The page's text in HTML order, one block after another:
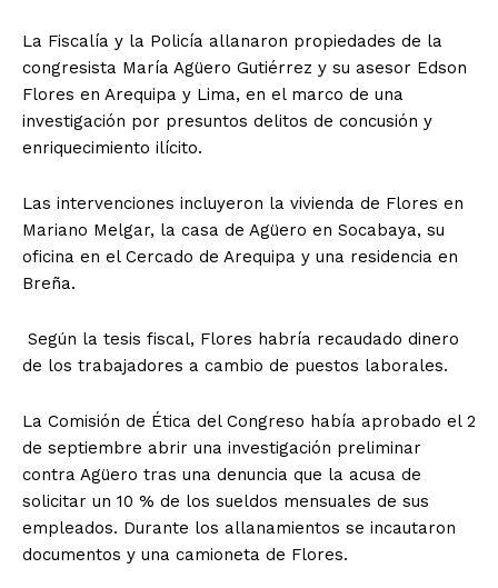
La Fiscalía y la Policía allanaron propiedades de la
congresista María Agüero Gutiérrez y su asesor Edson
Flores en Arequipa y Lima, en el marco de una
investigación por presuntos delitos de concusión y
enriquecimiento ilícito.
Las intervenciones incluyeron la vivienda de Flores en
Mariano Melgar, la casa de Agüero en Socabaya, su
oficina en el Cercado de Arequipa y una residencia en
Breña.
Según la tesis fiscal, Flores habría recaudado dinero
de los trabajadores a cambio de puestos laborales.
La Comisión de Ética del Congreso había aprobado el 2
de septiembre abrir una investigación preliminar
contra Agüero tras una denuncia que la acusa de
solicitar un 10 % de los sueldos mensuales de sus
empleados. Durante los allanamientos se incautaron
documentos y una camioneta de Flores.